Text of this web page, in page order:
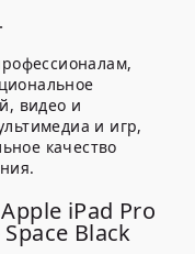
видео и
и игр,
качество
iPad Pro
Black